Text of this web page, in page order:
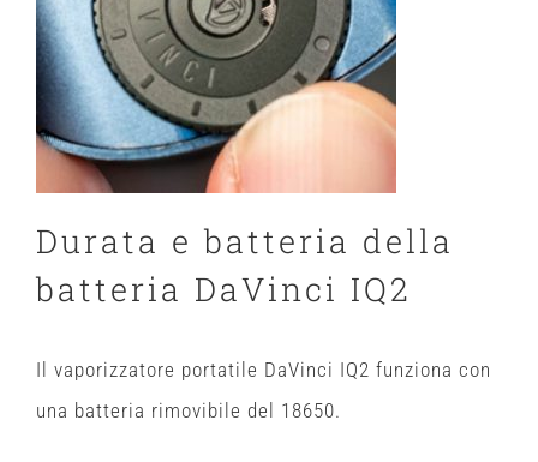
Durata e batteria della
batteria DaVinci IQ2
Il vaporizzatore portatile DaVinci IQ2 funziona con
una batteria rimovibile del 18650.